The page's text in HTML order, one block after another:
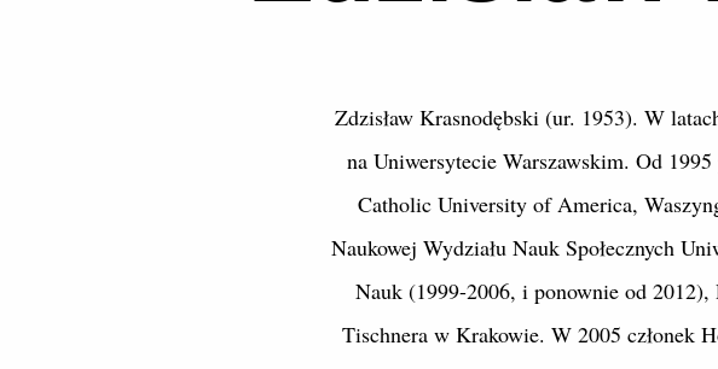
Zdzisław Krasnodębski (ur. 1953). W
na Uniwersytecie Warszawskim. Od
Catholic University of America,
Naukowej Wydziału Nauk Społecznych
Nauk (1999-2006, i ponownie od
Tischnera w Krakowie. W 2005 członek